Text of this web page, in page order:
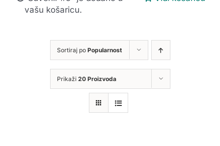
vašu košaricu.
Sortiraj po Popularnost
Prikaži 20 Proizvoda